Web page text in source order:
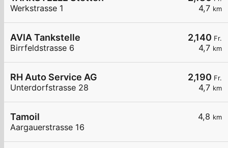
4,7 km
Werkstrasse 1
2,140 Fr.
4,7 km
AVIA Tankstelle
Birrfeldstrasse 6
2,190 Fr.
4,7 km
RH Auto Service AG
Unterdorfstrasse 28
4,8 km
Tamoil
Aargauerstrasse 16